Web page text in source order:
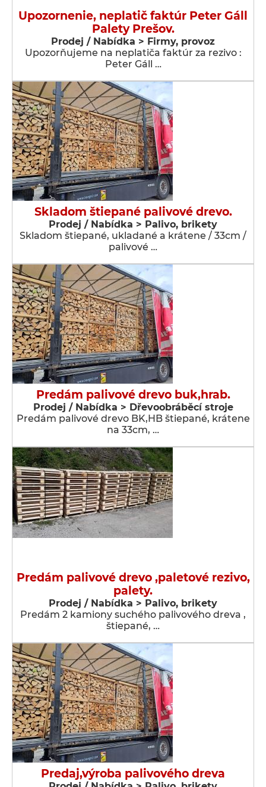
Upozornenie, neplatič faktúr Peter Gáll
Palety Prešov.
Prodej / Nabídka > Firmy, provoz
Upozorňujeme na neplatiča faktúr za rezivo :
Peter Gáll …
Skladom štiepané palivové drevo.
Prodej / Nabídka > Palivo, brikety
Skladom štiepané, ukladané a krátene / 33cm /
palivové …
Predám palivové drevo buk,hrab.
Prodej / Nabídka > Dřevoobráběcí stroje
Predám palivové drevo BK,HB štiepané, krátene
na 33cm, …
Predám palivové drevo ,paletové rezivo,
palety.
Prodej / Nabídka > Palivo, brikety
Predám 2 kamiony suchého palivového dreva ,
štiepané, …
Predaj,výroba palivového dreva